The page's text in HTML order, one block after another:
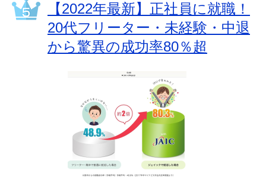
【2022年最新】正社員に就職！
20代フリーター・未経験・中退
から驚異の成功率80％超